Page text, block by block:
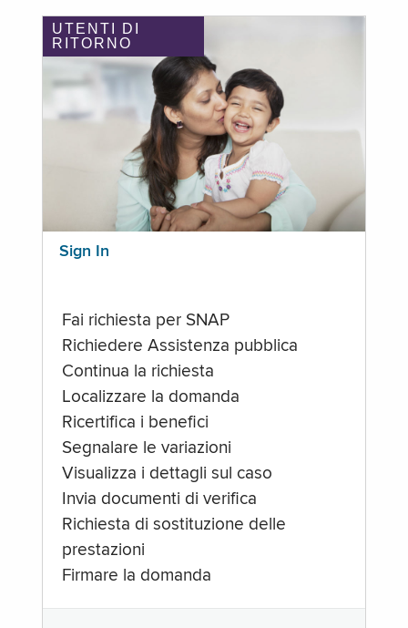
UTENTI DI
RITORNO
Sign In
Fai richiesta per SNAP
Richiedere Assistenza pubblica
Continua la richiesta
Localizzare la domanda
Ricertifica i benefici
Segnalare le variazioni
Visualizza i dettagli sul caso
Invia documenti di verifica
Richiesta di sostituzione delle
prestazioni
Firmare la domanda